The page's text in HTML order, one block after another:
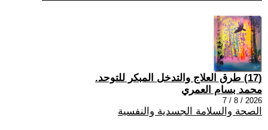
(17) طرق العلاج والتدخل المبكر للتوحد.
محمد بسام العمري
2026 / 8 / 7
الصحة والسلامة الجسدية والنفسية